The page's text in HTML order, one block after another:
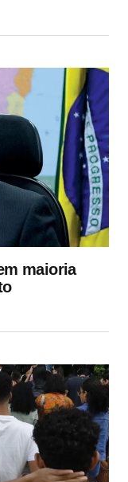
maioria